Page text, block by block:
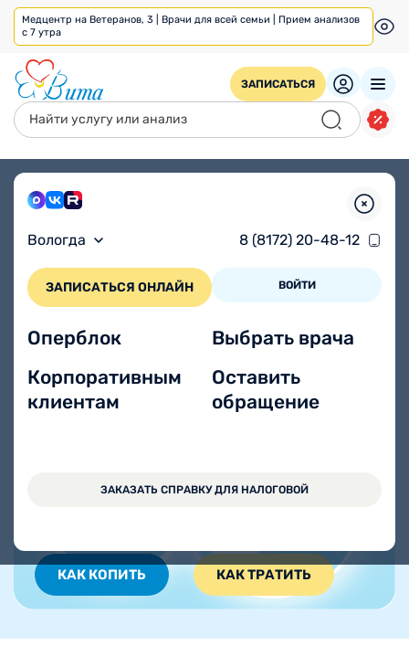
Медцентр на Ветеранов, 3 | Врачи для всей семьи | Прием анализов
с 7 утра
ЗАПИСАТЬСЯ
Вологда 8 (8172) 20-48-12
ЗАПИСАТЬСЯ ОНЛАЙН ВОЙТИ
Оперблок
Корпоративным
клиентам
Выбрать врача
Оставить
обращение
ЗАКАЗАТЬ СПРАВКУ ДЛЯ НАЛОГОВОЙ
Главная
Бонус здоровья!
Программа лояльности сети
КАК КОПИТЬ КАК ТРАТИТЬ